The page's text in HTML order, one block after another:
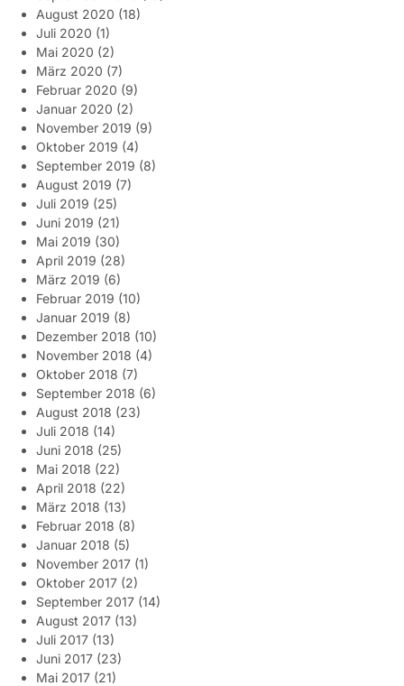
August 2020 (18)
Juli 2020 (1)
Mai 2020 (2)
März 2020 (7)
Februar 2020 (9)
Januar 2020 (2)
November 2019 (9)
Oktober 2019 (4)
September 2019 (8)
August 2019 (7)
Juli 2019 (25)
Juni 2019 (21)
Mai 2019 (30)
April 2019 (28)
März 2019 (6)
Februar 2019 (10)
Januar 2019 (8)
Dezember 2018 (10)
November 2018 (4)
Oktober 2018 (7)
September 2018 (6)
August 2018 (23)
Juli 2018 (14)
Juni 2018 (25)
Mai 2018 (22)
April 2018 (22)
März 2018 (13)
Februar 2018 (8)
Januar 2018 (5)
November 2017 (1)
Oktober 2017 (2)
September 2017 (14)
August 2017 (13)
Juli 2017 (13)
Juni 2017 (23)
Mai 2017 (21)